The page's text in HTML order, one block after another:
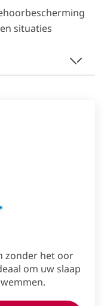
situaties
zonder het oor
om uw slaap